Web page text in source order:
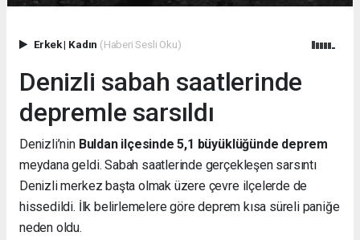
Erkek| Kadın (Haberi Sesli Oku)
Denizli sabah saatlerinde
depremle sarsıldı
Denizli’nin Buldan ilçesinde 5,1 büyüklüğünde deprem
meydana geldi. Sabah saatlerinde gerçekleşen sarsıntı
Denizli merkez başta olmak üzere çevre ilçelerde de
hissedildi. İlk belirlemelere göre deprem kısa süreli paniğe
neden oldu.